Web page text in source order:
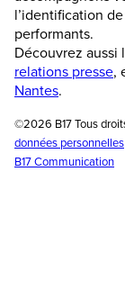
l’identification
performants.
Découvrez aussi
relations presse,
Nantes.
©2026 B17 Tous
données personnelles
B17 Communication